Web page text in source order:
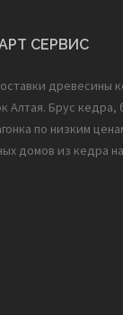
СЕРВИС
древесины
Алтая. Брус кедра,
по низким
домов из кедра